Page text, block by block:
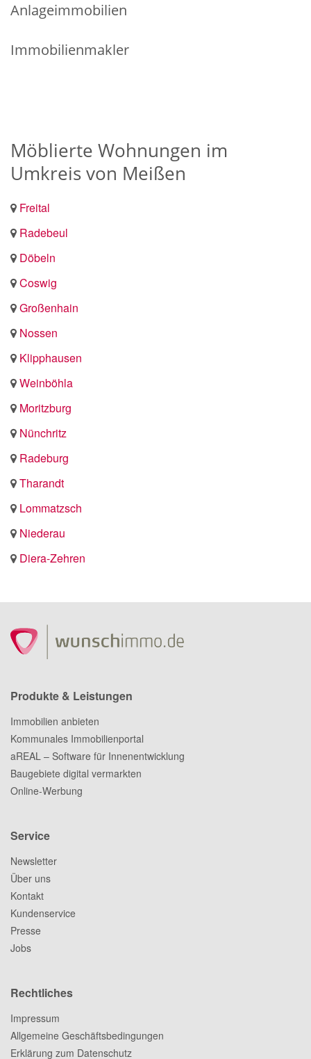
Anlageimmobilien
Immobilienmakler
Möblierte Wohnungen im
Umkreis von Meißen
Freital
Radebeul
Döbeln
Coswig
Großenhain
Nossen
Klipphausen
Weinböhla
Moritzburg
Nünchritz
Radeburg
Tharandt
Lommatzsch
Niederau
Diera-Zehren
Produkte & Leistungen
Immobilien anbieten
Kommunales Immobilienportal
aREAL – Software für Innenentwicklung
Baugebiete digital vermarkten
Online-Werbung
Service
Newsletter
Über uns
Kontakt
Kundenservice
Presse
Jobs
Rechtliches
Impressum
Allgemeine Geschäftsbedingungen
Erklärung zum Datenschutz